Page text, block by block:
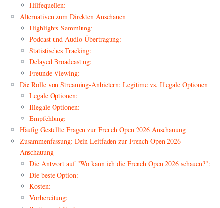
Hilfequellen:
Alternativen zum Direkten Anschauen
Highlights-Sammlung:
Podcast und Audio-Übertragung:
Statistisches Tracking:
Delayed Broadcasting:
Freunde-Viewing:
Die Rolle von Streaming-Anbietern: Legitime vs. Illegale Optionen
Legale Optionen:
Illegale Optionen:
Empfehlung:
Häufig Gestellte Fragen zur French Open 2026 Anschauung
Zusammenfassung: Dein Leitfaden zur French Open 2026
Anschauung
Die Antwort auf "Wo kann ich die French Open 2026 schauen?":
Die beste Option:
Kosten:
Vorbereitung: